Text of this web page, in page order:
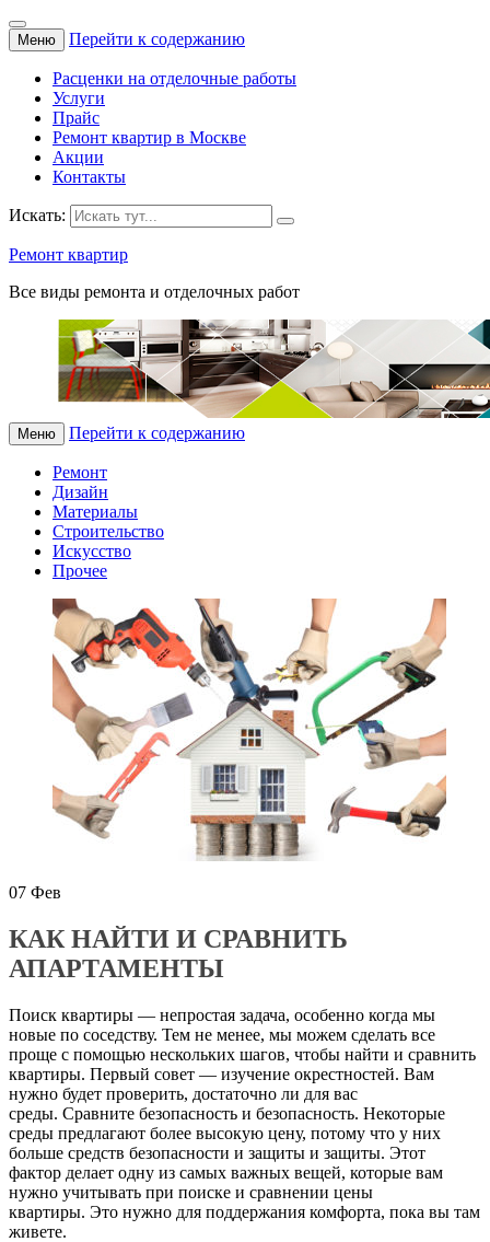
Меню Перейти к содержанию
Расценки на отделочные работы
Услуги
Прайс
Ремонт квартир в Москве
Акции
Контакты
Искать:
Ремонт квартир
Все виды ремонта и отделочных работ
Меню Перейти к содержанию
Ремонт
Дизайн
Материалы
Строительство
Искусство
Прочее
07 Фев
КАК НАЙТИ И СРАВНИТЬ
АПАРТАМЕНТЫ
Поиск квартиры — непростая задача, особенно когда мы
новые по соседству. Тем не менее, мы можем сделать все
проще с помощью нескольких шагов, чтобы найти и сравнить
квартиры. Первый совет — изучение окрестностей. Вам
нужно будет проверить, достаточно ли для вас
среды. Сравните безопасность и безопасность. Некоторые
среды предлагают более высокую цену, потому что у них
больше средств безопасности и защиты и защиты. Этот
фактор делает одну из самых важных вещей, которые вам
нужно учитывать при поиске и сравнении цены
квартиры. Это нужно для поддержания комфорта, пока вы там
живете.